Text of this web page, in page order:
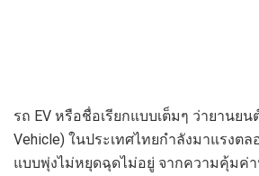
รถ EV หรือชื่อเรียกแบบเต็มๆ ว่ายานยน
Vehicle) ในประเทศไทยกำลังมาแรงต
แบบพุ่งไม่หยุดฉุดไม่อยู่ จากความคุ้มค่า